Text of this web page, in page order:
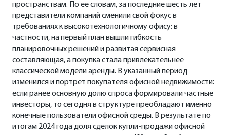
пространствам. По ее словам, за последние шесть лет
представители компаний сменили свой фокус в
требованиях к высокотехнологичному офису: в
частности, на первый план вышли гибкость
планировочных решений и развитая сервисная
составляющая, а покупка стала привлекательнее
классической модели аренды. В указанный период
изменился и портрет покупателя офисной недвижимости:
если ранее основную долю спроса формировали частные
инвесторы, то сегодня в структуре преобладают именно
конечные пользователи офисной среды. В результате по
итогам 2024 года доля сделок купли-продажи офисной